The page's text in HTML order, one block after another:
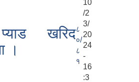
खरिद
।
८
०/
८
१
10
/2
3/
20
24
-
16
:3